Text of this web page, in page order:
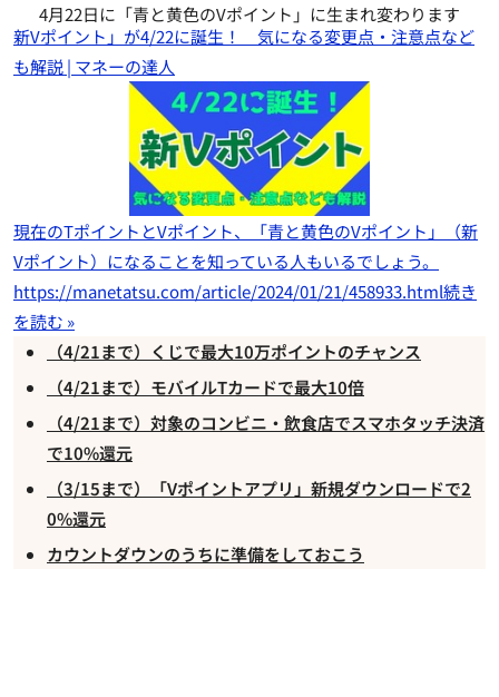
4月22日に「青と黄色のVポイント」に生まれ変わります
新Vポイント」が4/22に誕生！ 気になる変更点・注意点など
も解説 | マネーの達人
現在のTポイントとVポイント、「青と黄色のVポイント」（新
Vポイント）になることを知っている人もいるでしょう。
https://manetatsu.com/article/2024/01/21/458933.html続き
を読む »
（4/21まで）くじで最大10万ポイントのチャンス
（4/21まで）モバイルTカードで最大10倍
（4/21まで）対象のコンビニ・飲食店でスマホタッチ決済
で10%還元
（3/15まで）「Vポイントアプリ」新規ダウンロードで2
0%還元
カウントダウンのうちに準備をしておこう